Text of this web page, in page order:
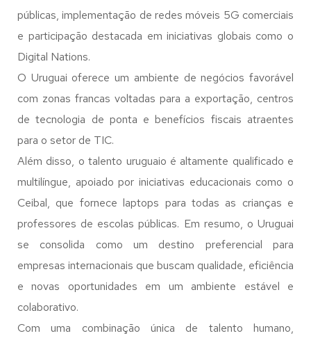
públicas, implementação de redes móveis 5G comerciais
e participação destacada em iniciativas globais como o
Digital Nations.
O Uruguai oferece um ambiente de negócios favorável
com zonas francas voltadas para a exportação, centros
de tecnologia de ponta e benefícios fiscais atraentes
para o setor de TIC.
Além disso, o talento uruguaio é altamente qualificado e
multilíngue, apoiado por iniciativas educacionais como o
Ceibal, que fornece laptops para todas as crianças e
professores de escolas públicas. Em resumo, o Uruguai
se consolida como um destino preferencial para
empresas internacionais que buscam qualidade, eficiência
e novas oportunidades em um ambiente estável e
colaborativo.
Com uma combinação única de talento humano,